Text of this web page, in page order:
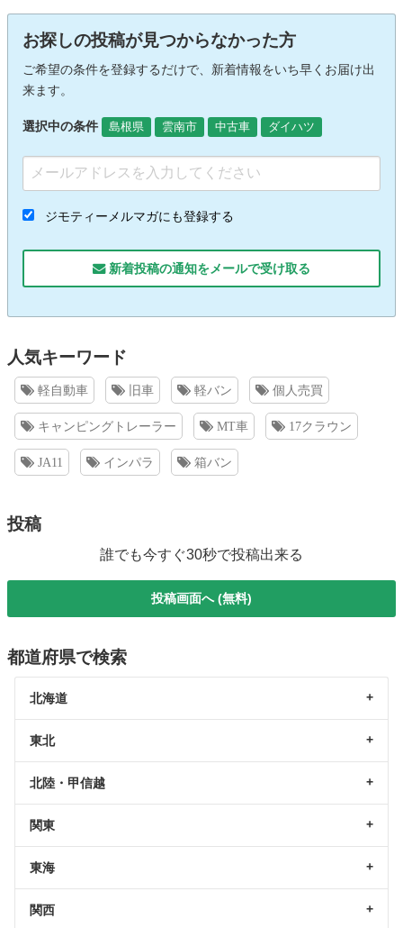
お探しの投稿が見つからなかった方
ご希望の条件を登録するだけで、新着情報をいち早くお届け出
来ます。
選択中の条件 島根県 雲南市 中古車 ダイハツ
ジモティーメルマガにも登録する
新着投稿の通知をメールで受け取る
人気キーワード
軽自動車 旧車 軽バン 個人売買
キャンピングトレーラー MT車 17クラウン
JA11 インパラ 箱バン
投稿
誰でも今すぐ30秒で投稿出来る
投稿画面へ (無料)
都道府県で検索
北海道
東北
北陸・甲信越
関東
東海
関西